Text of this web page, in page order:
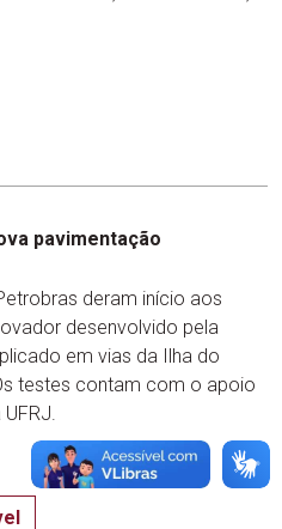
pavimentação
deram início aos
desenvolvido pela
em vias da Ilha do
testes contam com o apoio